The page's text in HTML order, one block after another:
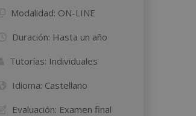
Modalidad: ON-LINE
Duración: Hasta un año
Tutorías: Individuales
Idioma: Castellano
Evaluación: Examen final